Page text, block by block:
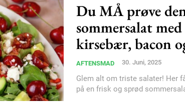
Ut
Orci
Du MÅ prøve
sommersalat med
kirsebær, bacon
AFTENSMAD 30. Juni, 2025
Glem alt om triste salater! Her
på en frisk og sprød